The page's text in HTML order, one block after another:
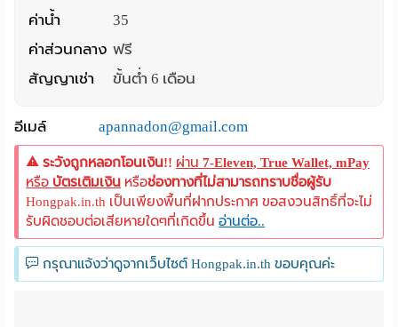
ค่าน้ำ
35
ค่าส่วนกลาง ฟรี
สัญญาเช่า
ขั้นต่ำ 6 เดือน
อีเมล์ apannadon@gmail.com
ระวังถูกหลอกโอนเงิน!! ผ่าน7-Eleven, True Wallet, mPay
หรือ บัตรเติมเงิน หรือช่องทางที่ไม่สามารถทราบชื่อผู้รับ
Hongpak.in.th เป็นเพียงพื้นที่ฝากประกาศ ขอสงวนสิทธิ์ที่จะไม่
รับผิดชอบต่อเสียหายใดๆที่เกิดขึ้นอ่านต่อ..
กรุณาแจ้งว่าดูจากเว็บไซต์ Hongpak.in.th ขอบคุณค่ะ